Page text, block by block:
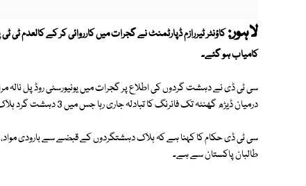
لاہور:
کامیاب ہو گئے۔
سی ٹی ڈی نے دہشت گردوں کی اطلاع پر گجرات میں یونیورسٹی روڈ پل نالہ
درمیان ڈیڑھ گھنٹہ تک فائرنگ کا تبادلہ جاری رہا جس میں 3 دہشت گرد ہلاک جب کہ ان کے 3 ساتھی اندھیرے کا فائدہ اٹھاتے ہوئے فرار ہو گئے۔
سی ٹی ڈی حکام کا کہنا ہے کہ ہلاک دہشتگردوں کے قبضے سے بارودی مواد،
طالبان پاکستان سے ہے۔